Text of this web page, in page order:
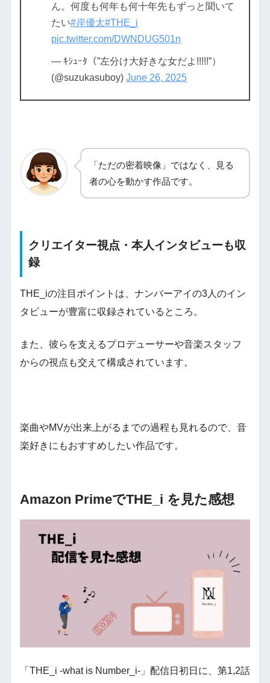
ん。何度も何年も何十年先もずっと聞いて
たい#岸優太#THE_i
pic.twitter.com/DWNDUG501n
— ｷｼｭｰﾀ（”左分け大好きな女だよ!!!!!”）
(@suzukasuboy) June 26, 2025
「ただの密着映像」ではなく、見る
者の心を動かす作品です。
クリエイター視点・本人インタビューも収
録
THE_iの注目ポイントは、ナンバーアイの3人のイン
タビューが豊富に収録されているところ。
また、彼らを支えるプロデューサーや音楽スタッフ
からの視点も交えて構成されています。
楽曲やMVが出来上がるまでの過程も見れるので、音
楽好きにもおすすめしたい作品です。
Amazon PrimeでTHE_i を見た感想
「THE_i -what is Number_i-」配信日初日に、第1,2話